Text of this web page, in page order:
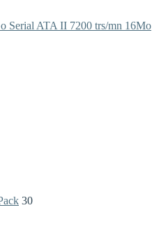
Serial ATA II 7200 trs/mn 16Mo
30